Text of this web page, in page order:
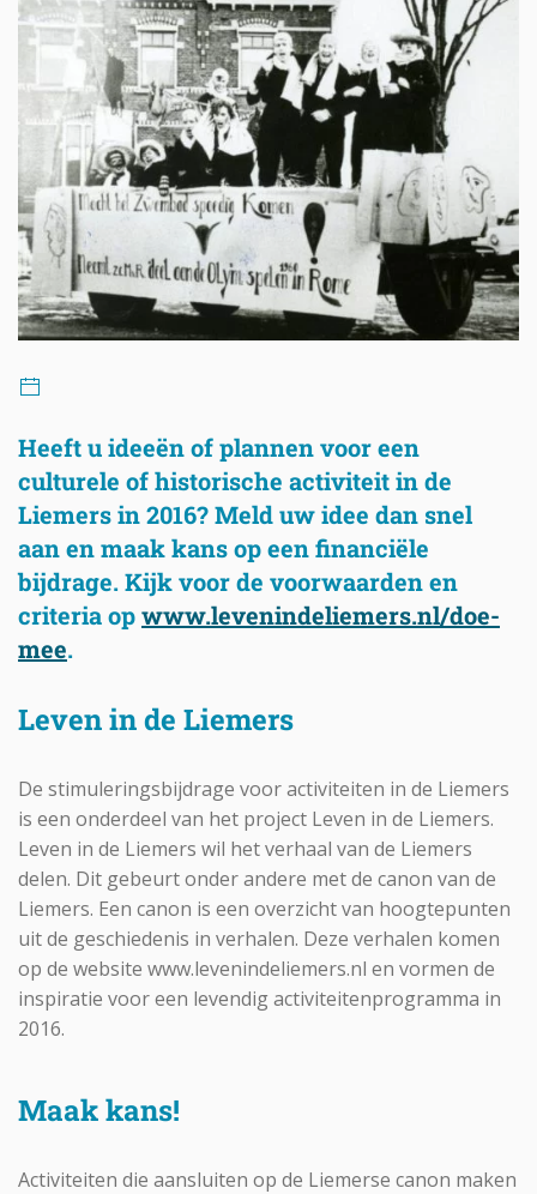
Heeft u ideeën of plannen voor een
culturele of historische activiteit in de
Liemers in 2016? Meld uw idee dan snel
aan en maak kans op een financiële
bijdrage. Kijk voor de voorwaarden en
criteria opwww.levenindeliemers.nl/doe-
mee.
Leven in de Liemers
De stimuleringsbijdrage voor activiteiten in de Liemers
is een onderdeel van het project Leven in de Liemers.
Leven in de Liemers wil het verhaal van de Liemers
delen. Dit gebeurt onder andere met de canon van de
Liemers. Een canon is een overzicht van hoogtepunten
uit de geschiedenis in verhalen. Deze verhalen komen
op de website www.levenindeliemers.nl en vormen de
inspiratie voor een levendig activiteitenprogramma in
2016.
Maak kans!
Activiteiten die aansluiten op de Liemerse canon maken